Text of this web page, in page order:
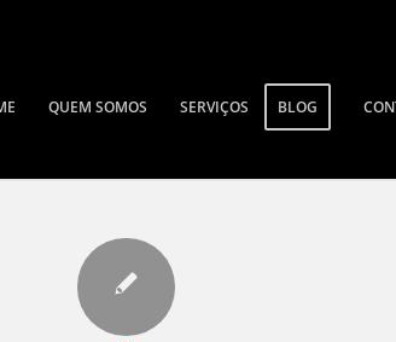
QUEM SOMOS SERVIÇOS BLOG